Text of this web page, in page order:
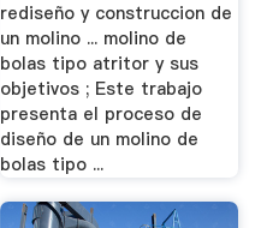
rediseño y construccion de
un molino ... molino de
bolas tipo atritor y sus
objetivos ; Este trabajo
presenta el proceso de
diseño de un molino de
bolas tipo ...